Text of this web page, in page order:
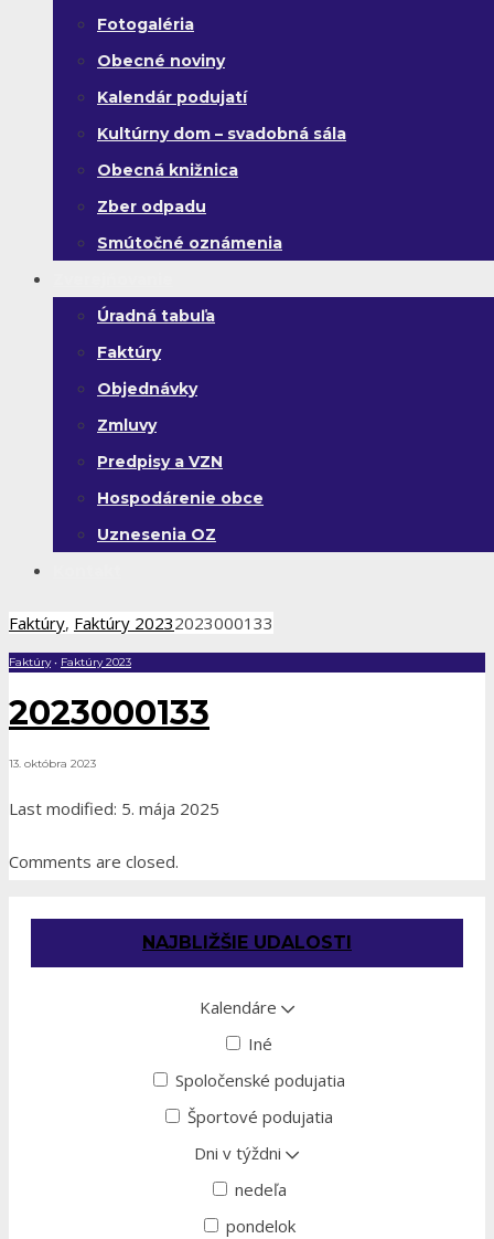
Fotogaléria
Obecné noviny
Kalendár podujatí
Kultúrny dom – svadobná sála
Obecná knižnica
Zber odpadu
Smútočné oznámenia
Úradná tabuľa
Faktúry
Objednávky
Zmluvy
Predpisy a VZN
Hospodárenie obce
Uznesenia OZ
Faktúry, Faktúry 20232023000133
Faktúry• Faktúry 2023
2023000133
13. októbra 2023
Last modified: 5. mája 2025
Comments are closed.
NAJBLIŽŠIE UDALOSTI
Kalendáre
Iné
Spoločenské podujatia
Športové podujatia
Dni v týždni
nedeľa
pondelok